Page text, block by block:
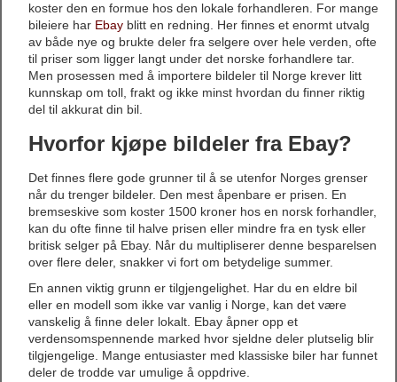
koster den en formue hos den lokale forhandleren. For mange
bileiere har Ebay blitt en redning. Her finnes et enormt utvalg
av både nye og brukte deler fra selgere over hele verden, ofte
til priser som ligger langt under det norske forhandlere tar.
Men prosessen med å importere bildeler til Norge krever litt
kunnskap om toll, frakt og ikke minst hvordan du finner riktig
del til akkurat din bil.
Hvorfor kjøpe bildeler fra Ebay?
Det finnes flere gode grunner til å se utenfor Norges grenser
når du trenger bildeler. Den mest åpenbare er prisen. En
bremseskive som koster 1500 kroner hos en norsk forhandler,
kan du ofte finne til halve prisen eller mindre fra en tysk eller
britisk selger på Ebay. Når du multipliserer denne besparelsen
over flere deler, snakker vi fort om betydelige summer.
En annen viktig grunn er tilgjengelighet. Har du en eldre bil
eller en modell som ikke var vanlig i Norge, kan det være
vanskelig å finne deler lokalt. Ebay åpner opp et
verdensomspennende marked hvor sjeldne deler plutselig blir
tilgjengelige. Mange entusiaster med klassiske biler har funnet
deler de trodde var umulige å oppdrive.